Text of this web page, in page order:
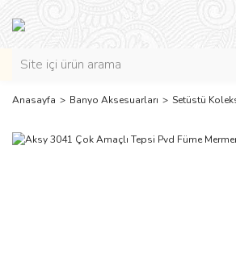
Anasayfa Banyo Aksesuarları Setüstü